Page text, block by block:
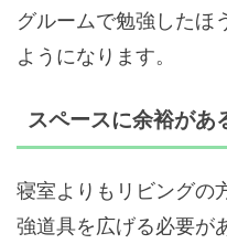
グルームで勉強したほ
ようになります。
スペースに余裕があ
寝室よりもリビングの
強道具を広げる必要が